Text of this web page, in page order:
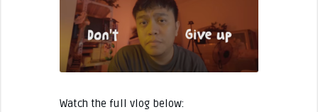
Watch the full vlog below: